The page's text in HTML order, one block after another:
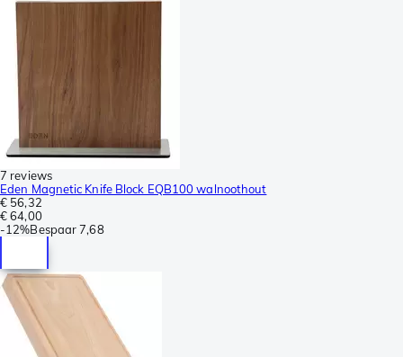
7 reviews
Eden Magnetic Knife Block EQB100 walnoothout
€ 56,32
€ 64,00
-12%Bespaar 7,68